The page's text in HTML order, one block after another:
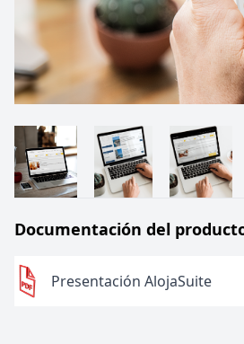
Documentación del
Presentación AlojaSuite